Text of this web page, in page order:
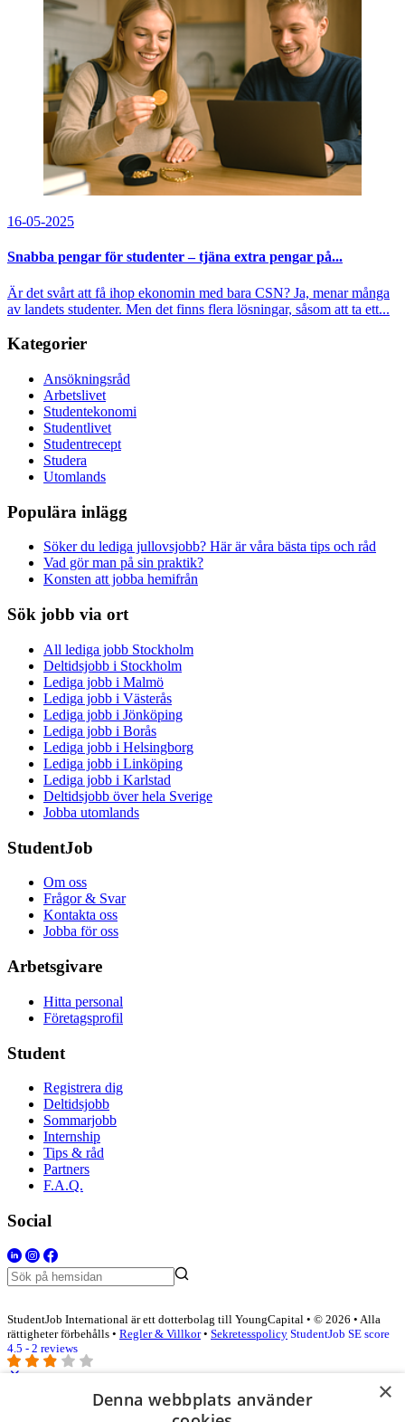
16-05-2025
Snabba pengar för studenter – tjäna extra pengar på...
Är det svårt att få ihop ekonomin med bara CSN? Ja, menar många
av landets studenter. Men det finns flera lösningar, såsom att ta ett...
Kategorier
Ansökningsråd
Arbetslivet
Studentekonomi
Studentlivet
Studentrecept
Studera
Utomlands
Populära inlägg
Söker du lediga jullovsjobb? Här är våra bästa tips och råd
Vad gör man på sin praktik?
Konsten att jobba hemifrån
Sök jobb via ort
All lediga jobb Stockholm
Deltidsjobb i Stockholm
Lediga jobb i Malmö
Lediga jobb i Västerås
Lediga jobb i Jönköping
Lediga jobb i Borås
Lediga jobb i Helsingborg
Lediga jobb i Linköping
Lediga jobb i Karlstad
Deltidsjobb över hela Sverige
Jobba utomlands
StudentJob
Om oss
Frågor & Svar
Kontakta oss
Jobba för oss
Arbetsgivare
Hitta personal
Företagsprofil
Student
Registrera dig
Deltidsjobb
Sommarjobb
Internship
Tips & råd
Partners
F.A.Q.
Social
StudentJob International är ett dotterbolag till YoungCapital • © 2026 • Alla
rättigheter förbehålls • Regler & Villkor• Sekretesspolicy StudentJob SE score
4.5 - 2 reviews
×
Denna webbplats använder